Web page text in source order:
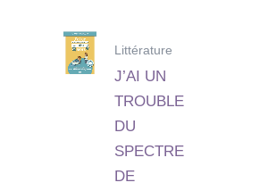
Littérature
J’AI UN
TROUBLE
DU
SPECTRE
DE